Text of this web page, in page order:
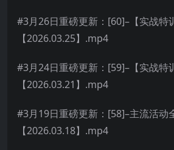
#3月26日重磅更新：[60]–【实战特
【2026.03.25】.mp4
#3月24日重磅更新：[59]–【实战特
【2026.03.21】.mp4
#3月19日重磅更新：[58]–主流活动
【2026.03.18】.mp4